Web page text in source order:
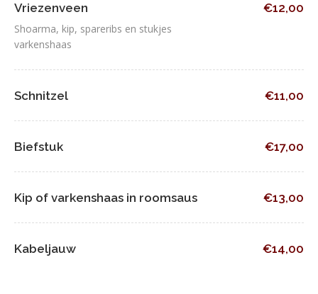
Vriezenveen
Shoarma, kip, spareribs en stukjes
varkenshaas
€12,00
Schnitzel €11,00
Biefstuk €17,00
Kip of varkenshaas in roomsaus €13,00
Kabeljauw €14,00